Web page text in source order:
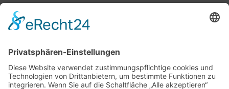
Yoga-On-TeacherTraining
YOGA-ON-VIDEOS
Yoga as a Lifestyle
Yoga-On-Videos